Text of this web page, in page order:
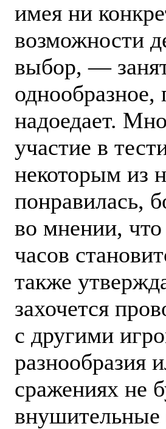
имея ни
возможности
выбор, —
надоедает.
участие в
некоторым из
понравилась,
во мнении, что
часов
также
захочется
с другими
разнообразия
сражениях не
внушительные